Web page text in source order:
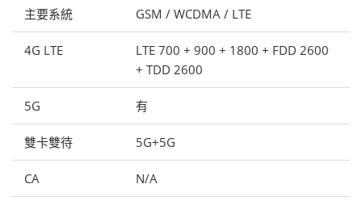
主要系統 GSM / WCDMA / LTE
4G LTE
LTE 700 + 900 + 1800 + FDD 2600
+ TDD 2600
5G 有
雙卡雙待 5G+5G
CA N/A